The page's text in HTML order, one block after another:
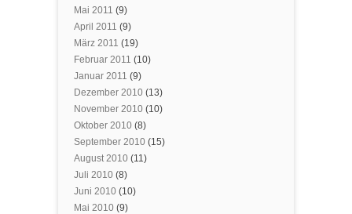
Mai 2011 (9)
April 2011 (9)
März 2011 (19)
Februar 2011 (10)
Januar 2011 (9)
Dezember 2010 (13)
November 2010 (10)
Oktober 2010 (8)
September 2010 (15)
August 2010 (11)
Juli 2010 (8)
Juni 2010 (10)
Mai 2010 (9)